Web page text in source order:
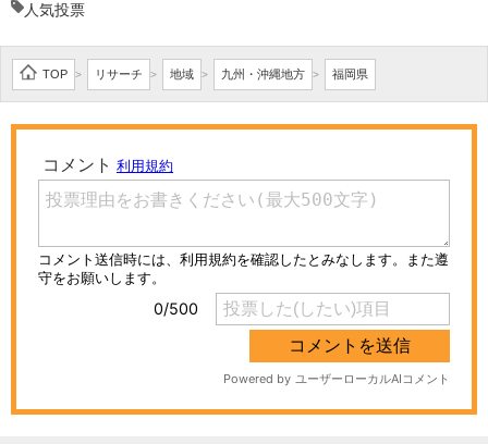
人気投票
TOP > リサーチ > 地域 > 九州・沖縄地方 > 福岡県